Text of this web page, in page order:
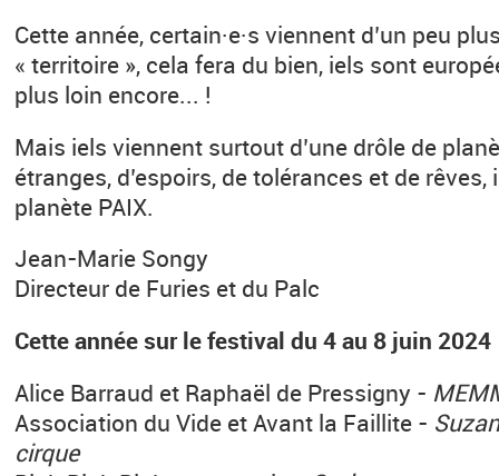
Cette année, certain·e·s viennent d’un peu
« territoire », cela fera du bien, iels sont
plus loin encore... !
Mais iels viennent surtout d’une drôle de
étranges, d’espoirs, de tolérances et de
planète PAIX.
Jean-Marie Songy
Directeur de Furies et du Palc
Cette année sur le festival du 4 au 8 juin 2024
Alice Barraud et Raphaël de Pressigny -
Association du Vide et Avant la Faillite -
cirque